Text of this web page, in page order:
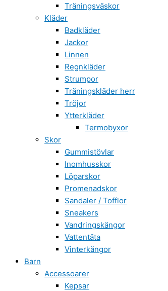
Träningsväskor
Kläder
Badkläder
Jackor
Linnen
Regnkläder
Strumpor
Träningskläder herr
Tröjor
Ytterkläder
Termobyxor
Skor
Gummistövlar
Inomhusskor
Löparskor
Promenadskor
Sandaler / Tofflor
Sneakers
Vandringskängor
Vattentäta
Vinterkängor
Barn
Accessoarer
Kepsar